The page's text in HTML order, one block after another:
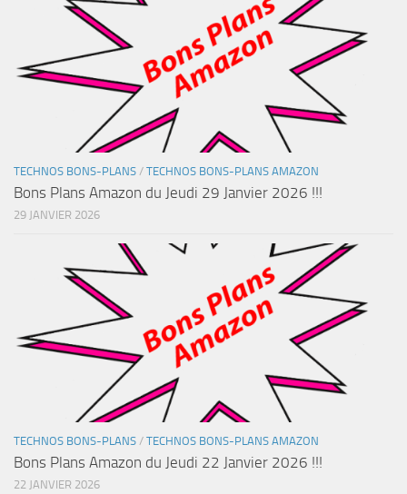
TECHNOS BONS-PLANS / TECHNOS BONS-PLANS AMAZON
Bons Plans Amazon du Jeudi 29 Janvier 2026 !!!
29 JANVIER 2026
TECHNOS BONS-PLANS / TECHNOS BONS-PLANS AMAZON
Bons Plans Amazon du Jeudi 22 Janvier 2026 !!!
22 JANVIER 2026